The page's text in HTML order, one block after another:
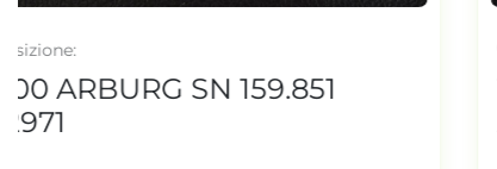
Posizione
1997 ARBURG 666 117.210
AI2965